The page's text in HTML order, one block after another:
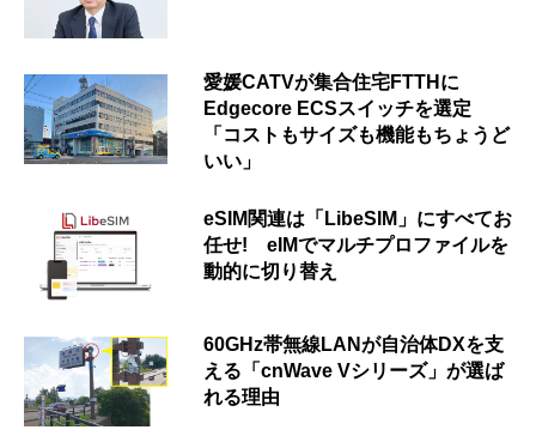
愛媛CATVが集合住宅FTTHに
Edgecore ECSスイッチを選定
「コストもサイズも機能もちょうど
いい」
eSIM関連は「LibeSIM」にすべてお
任せ! eIMでマルチプロファイルを
動的に切り替え
60GHz帯無線LANが自治体DXを支
える「cnWave Vシリーズ」が選ば
れる理由